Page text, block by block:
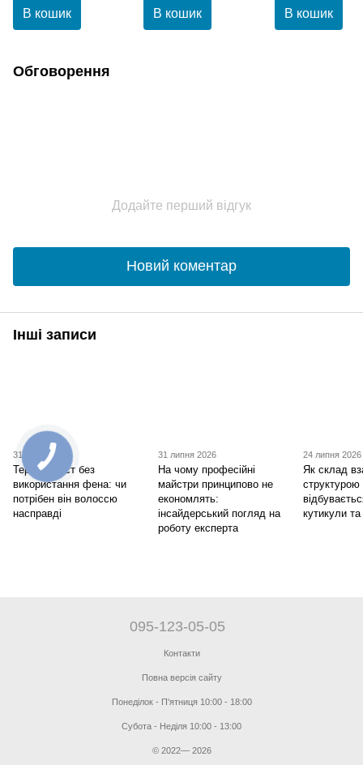
В кошик В кошик В кошик
Обговорення
Додайте перший відгук
Новий коментар
Інші записи
31 липня 2026
Термозахист без
використання фена: чи
потрібен він волоссю
насправді
31 липня 2026
На чому професійні
майстри принципово не
економлять:
інсайдерський погляд на
роботу експерта
24 липня 2026
Як склад
кутикули
095-123-05-05
Контакти
Повна версія сайту
Понеділок - П'ятниця 10:00 - 18:00
Субота - Неділя 10:00 - 13:00
© 2022— 2026